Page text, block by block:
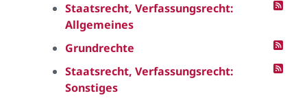
Staatsrecht, Verfassungsrecht:
Allgemeines
Grundrechte
Staatsrecht, Verfassungsrecht:
Sonstiges